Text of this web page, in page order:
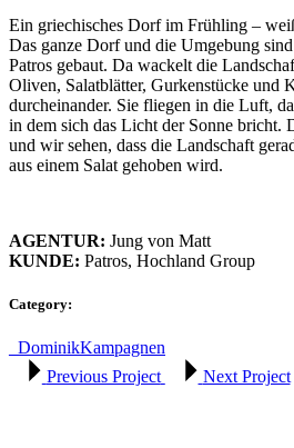
Ein griechisches Dorf im Frühling –
Das ganze Dorf und die Umgebung sind
Patros gebaut. Da wackelt die
Oliven, Salatblätter, Gurkenstücke und
durcheinander. Sie fliegen in die Luft,
in dem sich das Licht der Sonne bricht.
und wir sehen, dass die Landschaft
aus einem Salat gehoben wird.
AGENTUR: Jung von Matt
KUNDE: Patros, Hochland Group
Category:
_DominikKampagnen
Previous Project
Next Project